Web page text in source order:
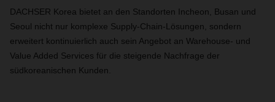
DACHSER Korea bietet an den Standorten Incheon, Busan und
Seoul nicht nur komplexe Supply-Chain-Lösungen, sondern
erweitert kontinuierlich auch sein Angebot an Warehouse- und
Value Added Services für die steigende Nachfrage der
südkoreanischen Kunden.